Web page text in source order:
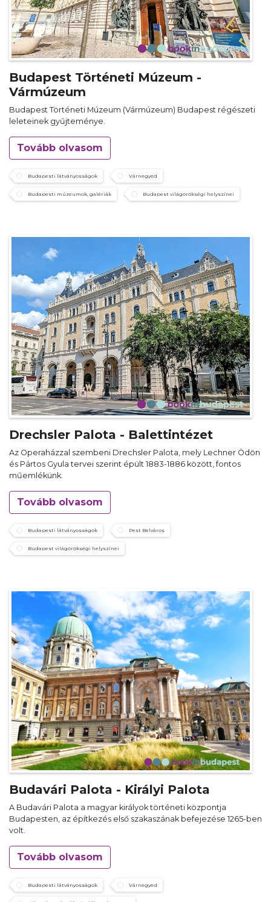
Budapest Történeti Múzeum -
Vármúzeum
Budapest Történeti Múzeum (Vármúzeum) Budapest régészeti
leleteinek gyűjteménye.
Tovább olvasom
Budapesti látványosságok Várnegyed
Budapesti múzeumok, galériák Budapest világörökségi helyszínei
Drechsler Palota - Balettintézet
Az Operaházzal szembeni Drechsler Palota, mely Lechner Ödön
és Pártos Gyula tervei szerint épült 1883-1886 között, fontos
műemlékünk.
Tovább olvasom
Budapesti látványosságok Pest Belváros
Budapest világörökségi helyszínei
Budavári Palota - Királyi Palota
A Budavári Palota a magyar királyok történeti központja
Budapesten, az építkezés első szakaszának befejezése 1265-ben
volt.
Tovább olvasom
Budapesti látványosságok Várnegyed